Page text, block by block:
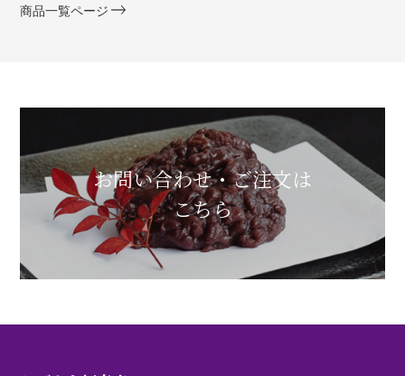
商品一覧ページ
お問い合わせ・ご注文は
こちら